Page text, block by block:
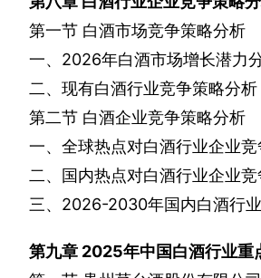
第一节 白酒市场竞争策略分析
一、 2026年白酒市场增长潜力
二、现有白酒行业竞争策略分析
第二节 白酒企业竞争策略分析
一、全球热点对白酒行业企业
二、国内热点对白酒行业企业
三、 2026-2030年国内白酒行
第九章 2025年中国白酒行业重